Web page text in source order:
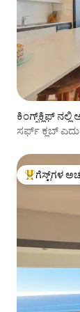
ಕಿಂಗ್ಸ್‌ಕ್ಲಿಫ್
ಸರ್ಫ್ ಕ್ಲಬ್
ಗೆಸ್ಟ್‌ಗಳಿಗೆ ಅತಿ
ಗೆಸ್ಟ್‌ಗಳ